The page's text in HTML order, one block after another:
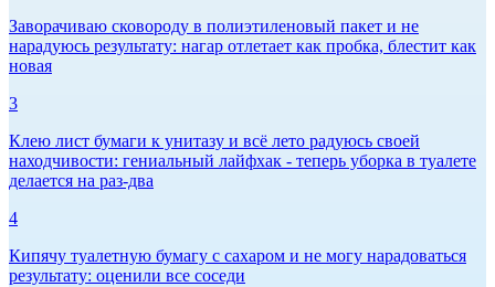
Заворачиваю сковороду в полиэтиленовый пакет и не
нарадуюсь результату: нагар отлетает как пробка, блестит как
новая
3
Клею лист бумаги к унитазу и всё лето радуюсь своей
находчивости: гениальный лайфхак - теперь уборка в туалете
делается на раз-два
4
Кипячу туалетную бумагу с сахаром и не могу нарадоваться
результату: оценили все соседи